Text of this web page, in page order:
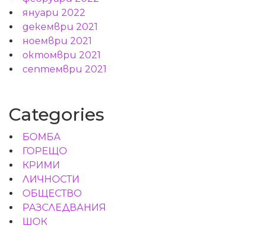
януари 2022
декември 2021
ноември 2021
октомври 2021
септември 2021
Categories
БОМБА
ГОРЕЩО
КРИМИ
ЛИЧНОСТИ
ОБЩЕСТВО
РАЗСЛЕДВАНИЯ
ШОК